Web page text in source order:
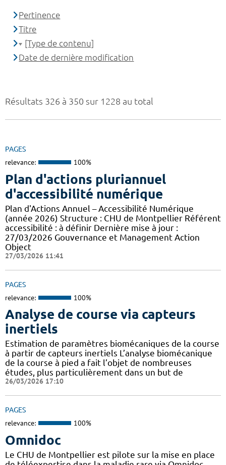
Résultats 326 à 350 sur 1228 au total
PAGES
relevance: 100%
Plan d'actions pluriannuel
d'accessibilité numérique
Plan d'Actions Annuel – Accessibilité Numérique
(année 2026) Structure : CHU de Montpellier Référent
accessibilité : à définir Dernière mise à jour :
27/03/2026 Gouvernance et Management Action
Object
27/03/2026 11:41
PAGES
relevance: 100%
Analyse de course via capteurs
inertiels
Estimation de paramètres biomécaniques de la course
à partir de capteurs inertiels L’analyse biomécanique
de la course à pied a fait l’objet de nombreuses
études, plus particulièrement dans un but de
26/03/2026 17:10
PAGES
relevance: 100%
Omnidoc
Le CHU de Montpellier est pilote sur la mise en place
Pertinence
Titre
[Type de contenu]
Date de dernière modification